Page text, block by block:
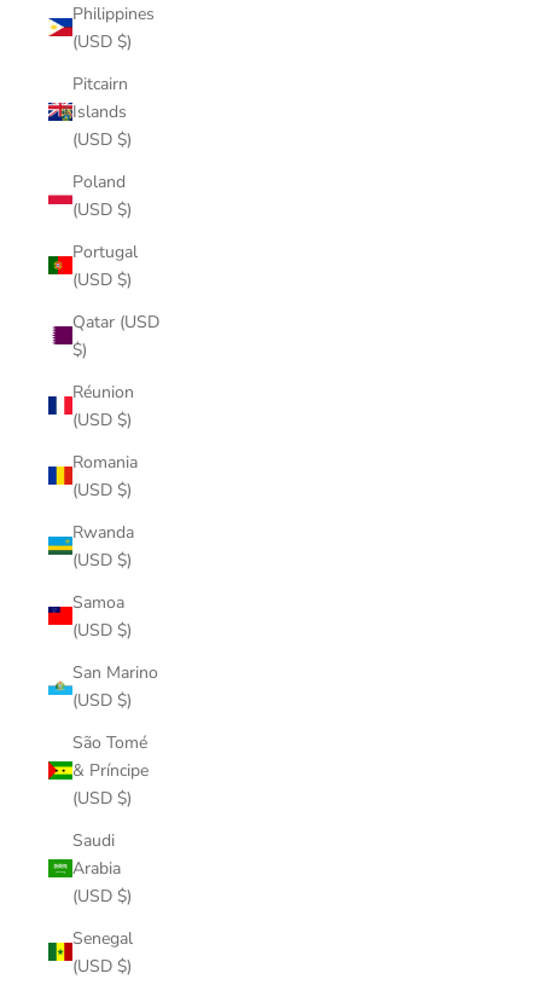
Philippines
(USD $)
Pitcairn
Islands
(USD $)
Poland
(USD $)
Portugal
(USD $)
Qatar (USD
$)
Réunion
(USD $)
Romania
(USD $)
Rwanda
(USD $)
Samoa
(USD $)
San Marino
(USD $)
São Tomé
& Príncipe
(USD $)
Saudi
Arabia
(USD $)
Senegal
(USD $)